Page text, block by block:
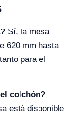
Sí, la mesa
620 mm hasta
para el
colchón?
está disponible